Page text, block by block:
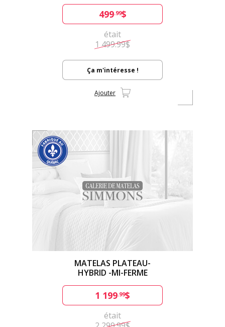
499.99$
était
1 499.99$
Ça m'intéresse !
Ajouter
MATELAS PLATEAU-
HYBRID -MI-FERME
1 199.99$
était